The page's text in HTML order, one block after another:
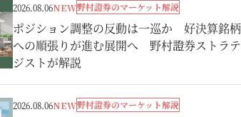
2026.08.06NEW野村證券のマーケット解説
ポジション調整の反動は一巡か 好決算銘柄
への順張りが進む展開へ 野村證券ストラテ
ジストが解説
2026.08.06NEW野村證券のマーケット解説